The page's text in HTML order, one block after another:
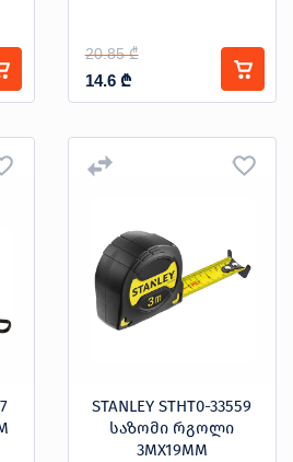
20.85 ₾
14.6 ₾
STANLEY STHT0-33559
საზომი რგოლი
3MX19MM